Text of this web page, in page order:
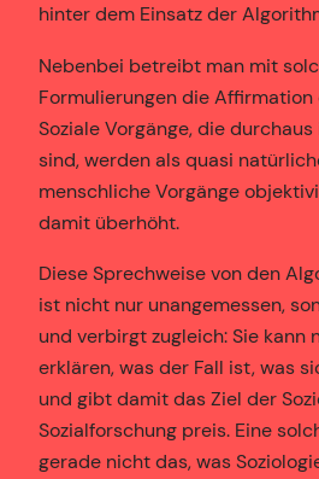
hinter dem Einsatz der
Nebenbei betreibt man mit
Formulierungen die Affirmation
Soziale Vorgänge, die
sind, werden als quasi
menschliche Vorgänge
damit überhöht.
Diese Sprechweise von den
ist nicht nur unangemessen,
und verbirgt zugleich: Sie kann
erklären, was der Fall ist, was
und gibt damit das Ziel der
Sozialforschung preis. Eine
gerade nicht das, was